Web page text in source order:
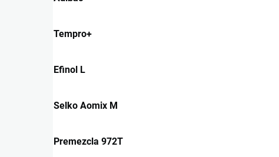
Tempro+
Efinol L
Selko Aomix M
Premezcla 972T